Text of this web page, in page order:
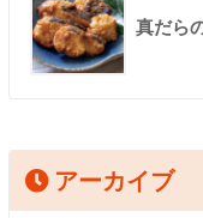
真だら
アーカイブ